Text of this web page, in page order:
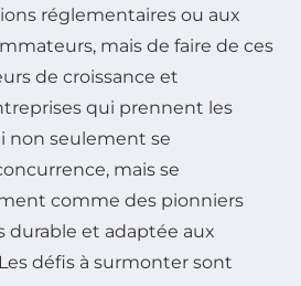
réglementaires ou aux
mais de faire de ces
de croissance et
qui prennent les
non seulement se
mais se
comme des pionniers
durable et adaptée aux
défis à surmonter sont